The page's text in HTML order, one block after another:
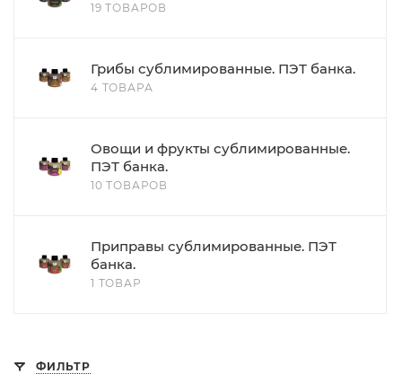
19 ТОВАРОВ
Грибы сублимированные. ПЭТ банка.
4 ТОВАРА
Овощи и фрукты сублимированные.
ПЭТ банка.
10 ТОВАРОВ
Приправы сублимированные. ПЭТ
банка.
1 ТОВАР
ФИЛЬТР